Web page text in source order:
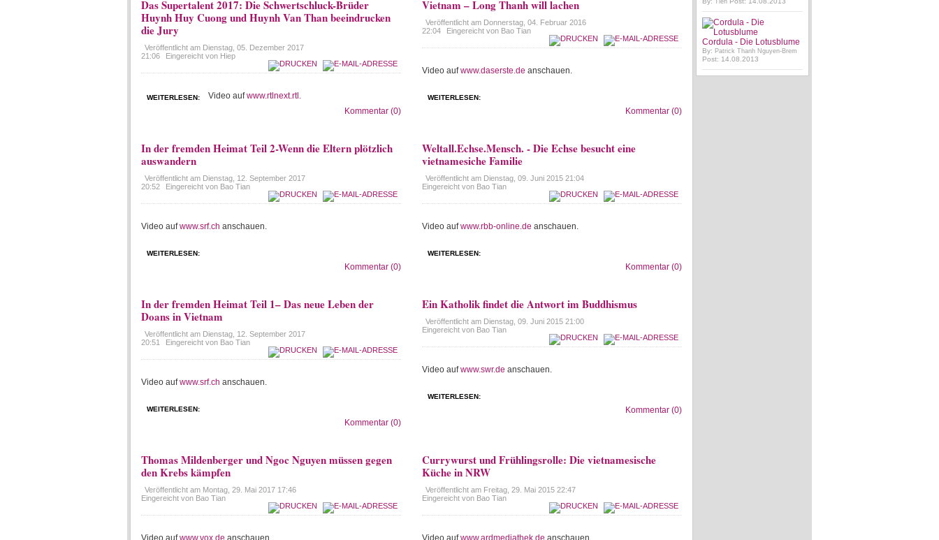
Das Supertalent 2017: Die Schwertschluck-Brüder
Huynh Huy Cuong und Huynh Van Than beeindrucken
die Jury
Veröffentlicht am Dienstag, 05. Dezember 2017
21:06
Eingereicht von Hiep
Video aufwww.rtlnext.rtl.
WEITERLESEN:
Kommentar (0)
Vietnam – Long Thanh will lachen
Veröffentlicht am Donnerstag, 04. Februar 2016
22:04
Eingereicht von Bao Tian
Video aufwww.daserste.de anschauen.
WEITERLESEN:
Kommentar (0)
In der fremden Heimat Teil 2-Wenn die Eltern plötzlich
auswandern
Veröffentlicht am Dienstag, 12. September 2017
20:52
Eingereicht von Bao Tian
Video aufwww.srf.ch anschauen.
WEITERLESEN:
Kommentar (0)
Weltall.Echse.Mensch. - Die Echse besucht eine
vietnamesiche Familie
Veröffentlicht am Dienstag, 09. Juni 2015 21:04
Eingereicht von Bao Tian
Video aufwww.rbb-online.de anschauen.
WEITERLESEN:
Kommentar (0)
In der fremden Heimat Teil 1– Das neue Leben der
Doans in Vietnam
Veröffentlicht am Dienstag, 12. September 2017
20:51
Eingereicht von Bao Tian
Video aufwww.srf.ch anschauen.
WEITERLESEN:
Kommentar (0)
Ein Katholik findet die Antwort im Buddhismus
Veröffentlicht am Dienstag, 09. Juni 2015 21:00
Eingereicht von Bao Tian
Video aufwww.swr.de anschauen.
WEITERLESEN:
Kommentar (0)
Thomas Mildenberger und Ngoc Nguyen müssen gegen
den Krebs kämpfen
Veröffentlicht am Montag, 29. Mai 2017 17:46
Eingereicht von Bao Tian
Video aufwww.vox.de anschauen.
Currywurst und Frühlingsrolle: Die vietnamesische
Küche in NRW
Veröffentlicht am Freitag, 29. Mai 2015 22:47
Eingereicht von Bao Tian
Video aufwww.ardmediathek.de anschauen.
Tien
Cordula - Die Lotusblume
By:Patrick Thanh Nguyen-Brem
Post: 14.08.2013